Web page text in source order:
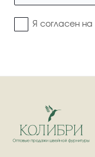
Я согласен на